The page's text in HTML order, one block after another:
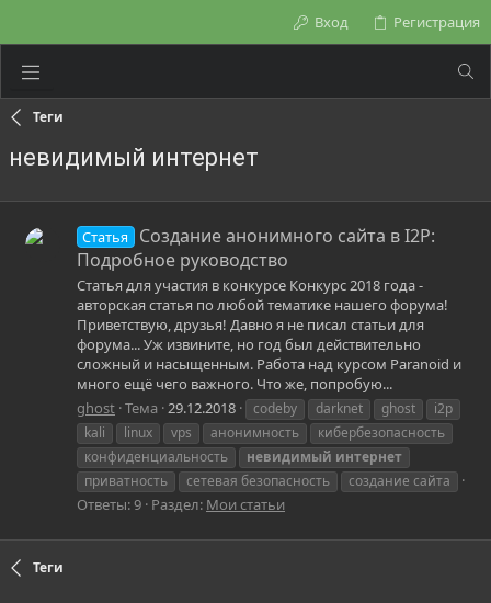
Вход Регистрация
Теги
невидимый интернет
Статья
Создание анонимного сайта в I2P:
Подробное руководство
Статья для участия в конкурсе Конкурс 2018 года -
авторская статья по любой тематике нашего форума!
Приветствую, друзья! Давно я не писал статьи для
форума... Уж извините, но год был действительно
сложный и насыщенным. Работа над курсом Paranoid и
много ещё чего важного. Что же, попробую...
ghost Тема 29.12.2018 codeby darknet ghost
i2p
kali
linux vps анонимность
кибербезопасность
конфиденциальность
невидимый интернет
приватность
сетевая безопасность создание сайта
Ответы: 9 Раздел: Мои статьи
Теги